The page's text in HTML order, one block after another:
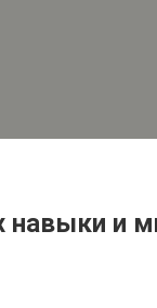
и